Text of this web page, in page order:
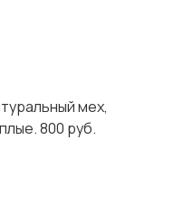
мех,
800 руб.